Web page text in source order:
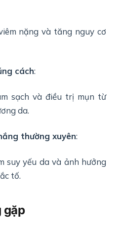
nặng và tăng nguy cơ
cách:
sạch và điều trị mụn từ
da.
thường xuyên:
suy yếu da và ảnh hưởng
tố.
gặp